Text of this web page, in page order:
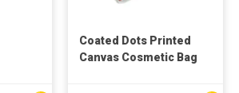
Coated Dots Printed
Canvas Cosmetic Bag